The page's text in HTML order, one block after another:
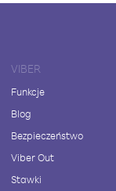
VIBER
Funkcje
Blog
Bezpieczeństwo
Viber Out
Stawki